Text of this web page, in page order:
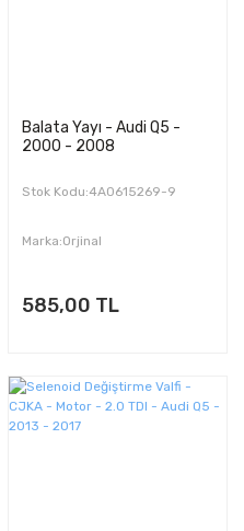
Balata Yayı - Audi Q5 -
2000 - 2008
Stok Kodu:4A0615269-9
Marka:Orjinal
585,00 TL